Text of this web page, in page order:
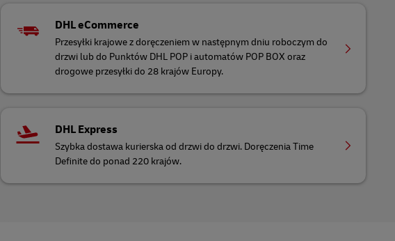
DHL eCommerce
Przesyłki krajowe z doręczeniem w następnym dniu roboczym do
drzwi lub do Punktów DHL POP i automatów POP BOX oraz
drogowe przesyłki do 28 krajów Europy.
DHL Express
Szybka dostawa kurierska od drzwi do drzwi. Doręczenia Time
Definite do ponad 220 krajów.